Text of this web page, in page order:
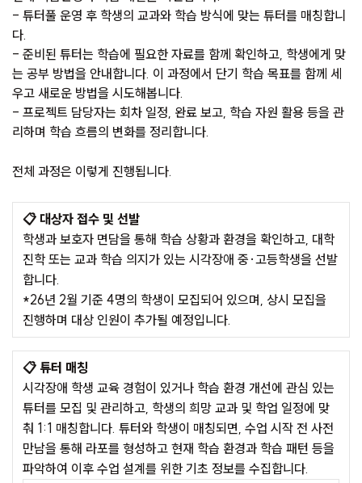
- 튜터풀 운영 후 학생의 교과와 학습 방식에 맞는 튜터를 매칭합니
다.
- 준비된 튜터는 학습에 필요한 자료를 함께 확인하고, 학생에게 맞
는 공부 방법을 안내합니다. 이 과정에서 단기 학습 목표를 함께 세
우고 새로운 방법을 시도해봅니다.
- 프로젝트 담당자는 회차 일정, 완료 보고, 학습 자원 활용 등을 관
리하며 학습 흐름의 변화를 정리합니다.
전체 과정은 이렇게 진행됩니다.
📋 대상자 접수 및 선발
학생과 보호자 면담을 통해 학습 상황과 환경을 확인하고, 대학
진학 또는 교과 학습 의지가 있는 시각장애 중·고등학생을 선발
합니다.
*26년 2월 기준 4명의 학생이 모집되어 있으며, 상시 모집을
진행하며 대상 인원이 추가될 예정입니다.
📋 튜터 매칭
시각장애 학생 교육 경험이 있거나 학습 환경 개선에 관심 있는
튜터를 모집 및 관리하고, 학생의 희망 교과 및 학업 일정에 맞
춰 1:1 매칭합니다. 튜터와 학생이 매칭되면, 수업 시작 전 사전
만남을 통해 라포를 형성하고 현재 학습 환경과 학습 패턴 등을
파악하여 이후 수업 설계를 위한 기초 정보를 수집합니다.